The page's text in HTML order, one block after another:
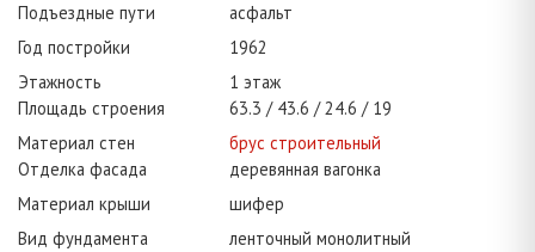
Подъездные пути
асфальт
Год постройки
1962
Этажность
1 этаж
Площадь строения
63.3 43.6 24.6
19
Материал стен
брус строительный
Отделка фасада
деревянная вагонка
Материал крыши
шифер
Вид фундамента
ленточный монолитный